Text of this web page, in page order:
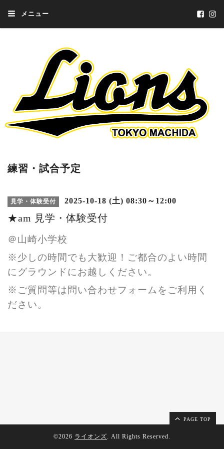
メニュー
練習・試合予定
見学・体験受付 2025-10-18 (土) 08:30～12:00
★am 見学・体験受付
＠山崎小学校
※少しの時間でも大歓迎！ご都合のよい時間
にグラウンドにお越しください。
※ご質問等は問い合わせフォームをご利用く
ださい。
PAGE TOP
©2026 ライオンズ. All Rights Reserved.